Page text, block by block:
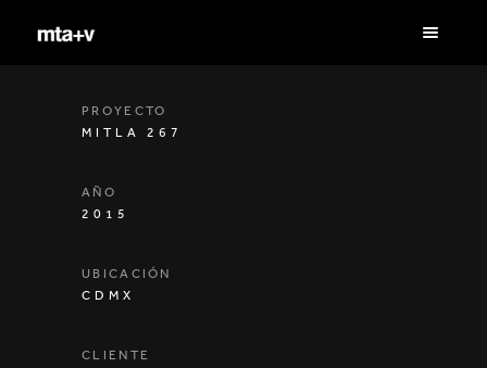
PROYECTO
MITLA 267
AÑO
2015
UBICACIÓN
CDMX
CLIENTE